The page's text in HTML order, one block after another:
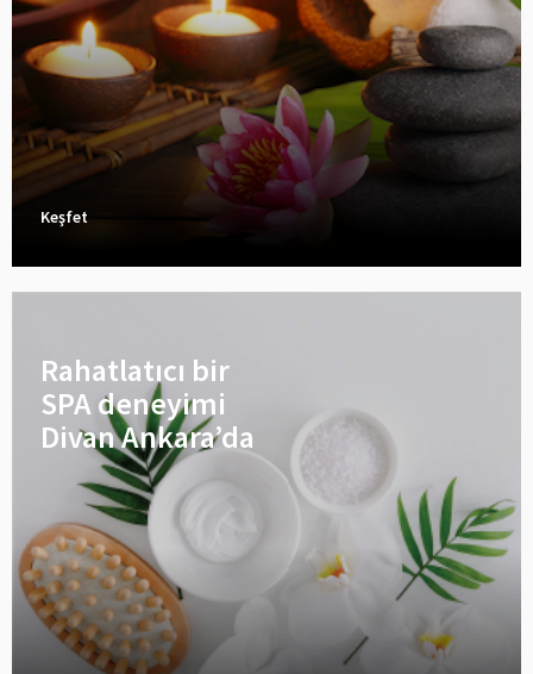
Keşfet
Rahatlatıcı bir
SPA deneyimi
Divan Ankara’da